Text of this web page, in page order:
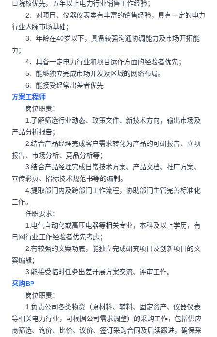
口院校优先，五年以上电力行业销售工作经验；
2、对项目、仪器仪表类有丰富的销售经验，具有一定的电力
行业人脉市场基础；
3、年龄在40岁以下，具备较强沟通协调能力及市场开拓能
力；
4、具备一定电力行业和项目运作方面的经验者优先；
5、能够独立完成市场开发及区域的网络布局。
6、能接受经常出差者优先
方案工程师
岗位职责：
1.了解筛选行业动态、政策文件、新技术方向，输出市场及
产品分析报告；
2.结合产品经理完成客户需求转化为产品的可研报告、立项
报告、市场分析、竞品分析等；
3.结合产品经理完成日常技术方案、产品文档、推广方案、
宣传彩页、招标技术规范书等的编制。
4.提取部门内及跨部门工作流程，协助部门主管完善标准化
工作。
任职要求：
1.电气自动化或高压电器等相关专业，本科及以上学历，有
电网行业工作经验者优先考虑；
2.有较强的文案功底，能独立完成研究项目及创新项目的文
案编辑；
3.能接受临时任务出差开展方案交流、评审工作。
采购BP
岗位职责：
1.负责公司各类物资（原材料、辅料、固定资产、仪器仪表
等相关电力行业，可根据公司需求调整）的采购工作，包括供应
商筛选、询价、比价、议价、签订采购合同及后续跟进，确保采